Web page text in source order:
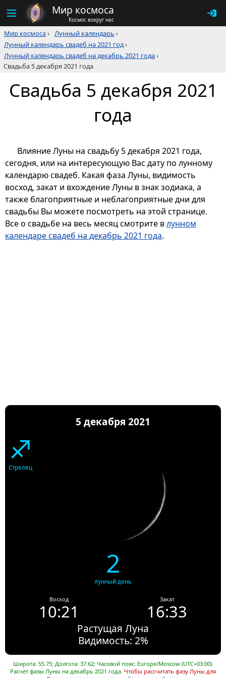
Мир космоса
Космос вокруг нас
Мир космоса› Лунный календарь ›
Лунный календарь свадеб на 2021 год›
Лунный календарь свадеб на декабрь 2021 года›
Свадьба 5 декабря 2021 года
Свадьба 5 декабря 2021
года
Влияние Луны на свадьбу 5 декабря 2021 года,
сегодня, или на интересующую Вас дату по лунному
календарю свадеб. Какая фаза Луны, видимость
восход, закат и вхождение Луны в знак зодиака, а
также благоприятные и неблагоприятные дни для
свадьбы Вы можете посмотреть на этой странице.
Все о свадьбе на весь месяц смотрите влунном
календаре свадеб на декабрь 2021 года.
5 декабря 2021
♐
Стрелец
2
лунный день
Восход
10:21
Закат
16:33
Растущая Луна
Видимость: 2%
Широта: 55.75; Долгота: 37.62; Часовой пояс: Europe/Moscow (UTC+03:00).
Расчет фазы Луны на декабрь 2021 года. Чтобы рассчитать фазу Луны для